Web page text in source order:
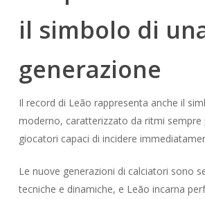
il simbolo di
generazione
Il record di Leão rappresenta anche il
moderno, caratterizzato da ritmi sempre
giocatori capaci di incidere
Le nuove generazioni di calciatori sono
tecniche e dinamiche, e Leão incarna